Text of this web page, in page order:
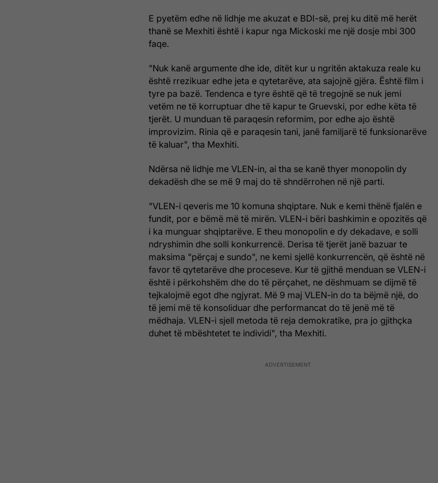
E pyetëm edhe në lidhje me akuzat e BDI-së, prej ku ditë më herët
thanë se Mexhiti është i kapur nga Mickoski me një dosje mbi 300
faqe.
"Nuk kanë argumente dhe ide, ditët kur u ngritën aktakuza reale ku
është rrezikuar edhe jeta e qytetarëve, ata sajojnë gjëra. Është film i
tyre pa bazë. Tendenca e tyre është që të tregojnë se nuk jemi
vetëm ne të korruptuar dhe të kapur te Gruevski, por edhe këta të
tjerët. U munduan të paraqesin reformim, por edhe ajo është
improvizim. Rinia që e paraqesin tani, janë familjarë të funksionarëve
të kaluar", tha Mexhiti.
Ndërsa në lidhje me VLEN-in, ai tha se kanë thyer monopolin dy
dekadësh dhe se më 9 maj do të shndërrohen në një parti.
"VLEN-i qeveris me 10 komuna shqiptare. Nuk e kemi thënë fjalën e
fundit, por e bëmë më të mirën. VLEN-i bëri bashkimin e opozitës që
i ka munguar shqiptarëve. E theu monopolin e dy dekadave, e solli
ndryshimin dhe solli konkurrencë. Derisa të tjerët janë bazuar te
maksima "përçaj e sundo", ne kemi sjellë konkurrencën, që është në
favor të qytetarëve dhe proceseve. Kur të gjithë menduan se VLEN-i
është i përkohshëm dhe do të përçahet, ne dëshmuam se dijmë të
tejkalojmë egot dhe ngjyrat. Më 9 maj VLEN-in do ta bëjmë një, do
të jemi më të konsoliduar dhe performancat do të jenë më të
mëdhaja. VLEN-i sjell metoda të reja demokratike, pra jo gjithçka
duhet të mbështetet te individi", tha Mexhiti.